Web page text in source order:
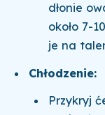
dłonie
około 7-
je na
Chłodzenie:
Przykryj